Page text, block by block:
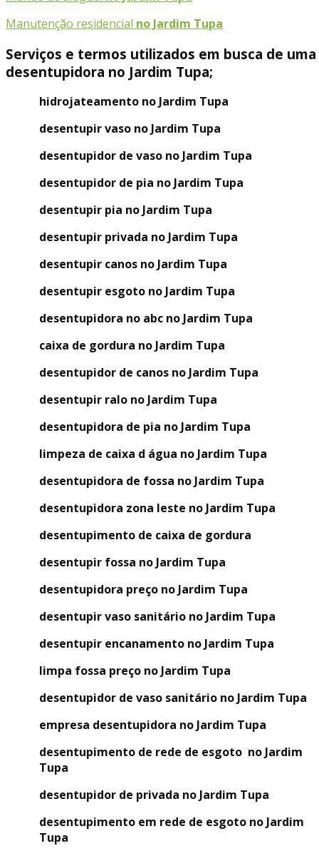
Manutenção residencial no Jardim Tupa
Serviços e termos utilizados em busca de uma
desentupidora no Jardim Tupa;
hidrojateamento no Jardim Tupa
desentupir vaso no Jardim Tupa
desentupidor de vaso no Jardim Tupa
desentupidor de pia no Jardim Tupa
desentupir pia no Jardim Tupa
desentupir privada no Jardim Tupa
desentupir canos no Jardim Tupa
desentupir esgoto no Jardim Tupa
desentupidora no abc no Jardim Tupa
caixa de gordura no Jardim Tupa
desentupidor de canos no Jardim Tupa
desentupir ralo no Jardim Tupa
desentupidora de pia no Jardim Tupa
limpeza de caixa d água no Jardim Tupa
desentupidora de fossa no Jardim Tupa
desentupidora zona leste no Jardim Tupa
desentupimento de caixa de gordura
desentupir fossa no Jardim Tupa
desentupidora preço no Jardim Tupa
desentupir vaso sanitário no Jardim Tupa
desentupir encanamento no Jardim Tupa
limpa fossa preço no Jardim Tupa
desentupidor de vaso sanitário no Jardim Tupa
empresa desentupidora no Jardim Tupa
desentupimento de rede de esgoto no Jardim
Tupa
desentupidor de privada no Jardim Tupa
desentupimento em rede de esgoto no Jardim
Tupa